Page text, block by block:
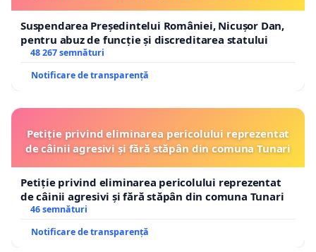
Suspendarea Președintelui României, Nicușor Dan,
pentru abuz de funcție și discreditarea statului
48 267 semnături
Notificare de transparență
Petiție privind eliminarea pericolului reprezentat
de câinii agresivi și fără stăpân din comuna Tunari
Petiție privind eliminarea pericolului reprezentat
de câinii agresivi și fără stăpân din comuna Tunari
46 semnături
Notificare de transparență